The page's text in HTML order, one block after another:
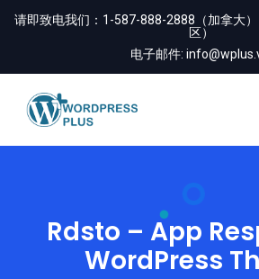
请即致电我们： 1-587-888-2888（加拿大
区）
电子邮件:
Rdsto – App
WordPress